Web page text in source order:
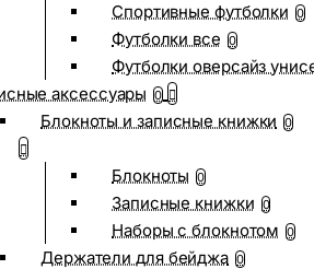
Спортивные футболки 0
Футболки все 0
Футболки оверсайз
аксессуары 0
Блокноты и записные книжки 0
Блокноты 0
Записные книжки 0
Наборы с блокнотом 0
Держатели для бейджа 0